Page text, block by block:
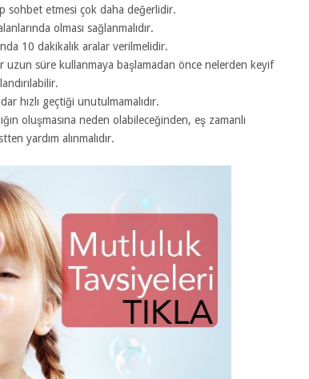
sohbet etmesi çok daha değerlidir.
olması sağlanmalıdır.
10 dakikalık aralar verilmelidir.
süre kullanmaya başlamadan önce nelerden keyif
hızlı geçtiği unutulmamalıdır.
oluşmasına neden olabileceğinden, eş zamanlı
yardım alınmalıdır.